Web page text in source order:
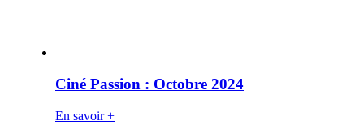
Ciné Passion : Octobre 2024
En savoir +